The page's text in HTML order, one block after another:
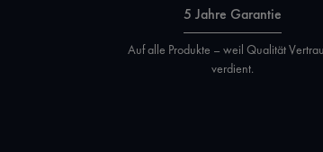
5 Jahre Garantie
Auf alle Produkte – weil Qualität
verdient.